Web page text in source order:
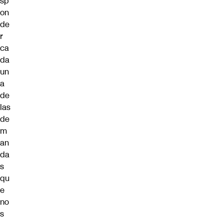
on
de
r
ca
da
un
a
de
las
de
m
an
da
s
qu
e
no
s